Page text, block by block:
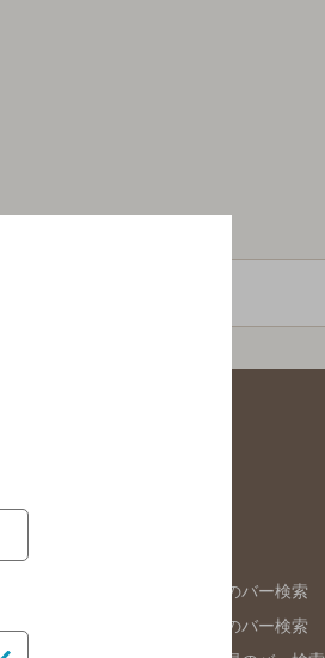
福島県のバー検索
東京都のバー検索